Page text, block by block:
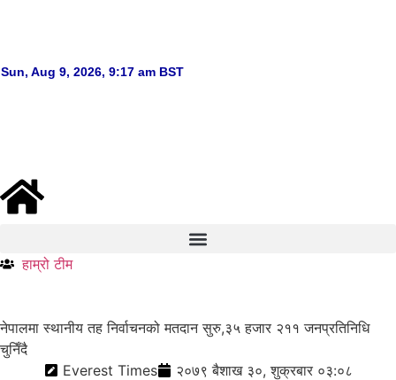
हाम्रो टीम
नेपालमा स्थानीय तह निर्वाचनको मतदान सुरु,३५ हजार २११ जनप्रतिनिधि
चुनिँदै
Everest Times
२०७९ बैशाख ३०, शुक्रबार ०३:०८